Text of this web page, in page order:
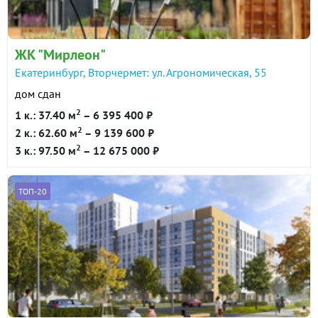
в продаже 82900 ₽/м²
Показать всю историю: 5 предложений →
ЖК "Мирлеон"
Екатеринбург, Вторчермет: ул. Агрономическая, 55
дом сдан
1 к.: 37.40 м2 – 6 395 400 ₽
2 к.: 62.60 м2 – 9 139 600 ₽
3 к.: 97.50 м2 – 12 675 000 ₽
ТОП-20